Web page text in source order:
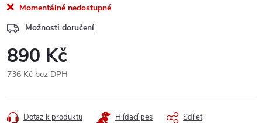
Momentálně nedostupné
Možnosti doručení
890 Kč
736 Kč bez DPH
cena:
Dotaz k produktu Hlídací pes Sdílet